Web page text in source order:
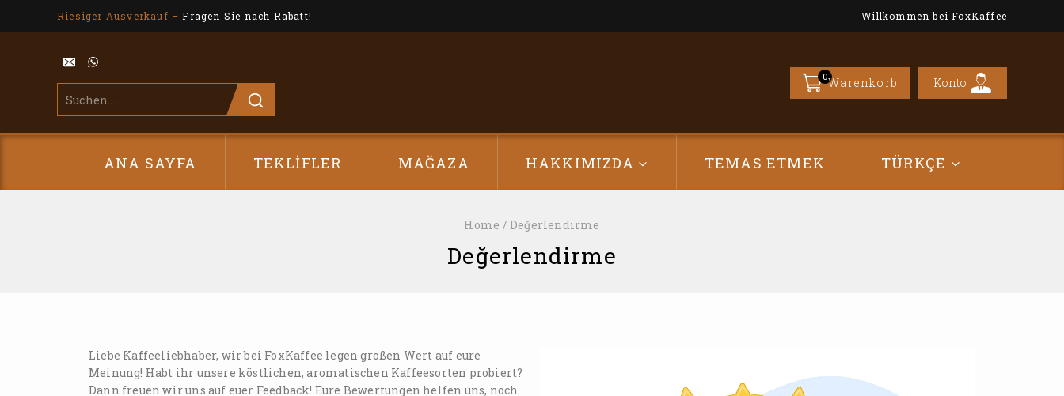
Riesiger Ausverkauf –Fragen Sie nach Rabatt! Willkommen bei FoxKaffee
0Warenkorb Konto
ANA SAYFA TEKLIFLER MAĞAZA HAKKIMIZDA TEMAS ETMEK TÜRKÇE
Home / Değerlendirme
Değerlendirme
Liebe Kaffeeliebhaber, wir bei FoxKaffee legen großen Wert auf eure
Meinung! Habt ihr unsere köstlichen, aromatischen Kaffeesorten probiert?
Dann freuen wir uns auf euer Feedback! Eure Bewertungen helfen uns, noch